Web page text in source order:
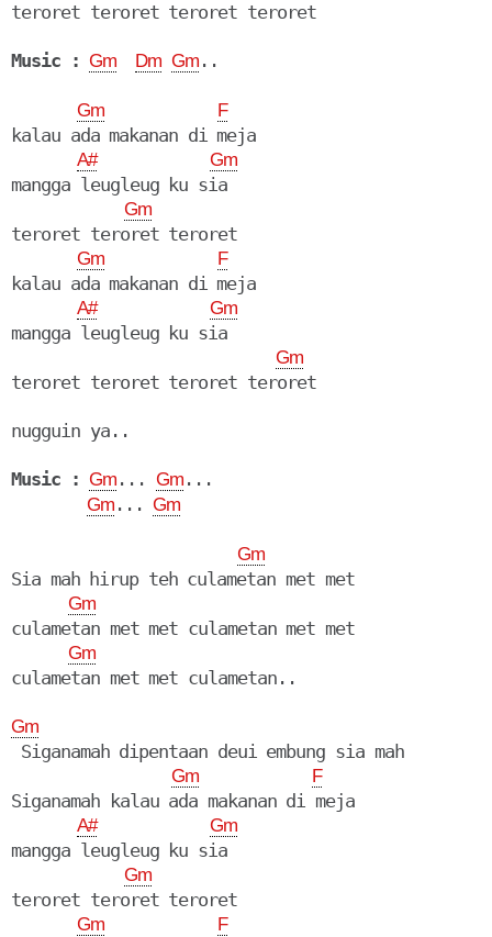
teroret teroret teroret teroret
Music : Gm Dm Gm ..
Gm F
kalau ada makanan di meja
A# Gm
mangga leugleug ku sia
Gm
teroret teroret teroret
Gm F
kalau ada makanan di meja
A# Gm
mangga leugleug ku sia
Gm
teroret teroret teroret teroret
nugguin ya..
Music : Gm ... Gm...
Gm... Gm
Gm
Sia mah hirup teh culametan met met
Gm
culametan met met culametan met met
Gm
culametan met met culametan..
Gm
Siganamah dipentaan deui embung sia mah
Gm F
Siganamah kalau ada makanan di meja
A# Gm
mangga leugleug ku sia
Gm
teroret teroret teroret
Gm F